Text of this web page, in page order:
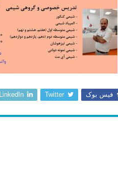
فیس بوک Twitter
LinkedIn